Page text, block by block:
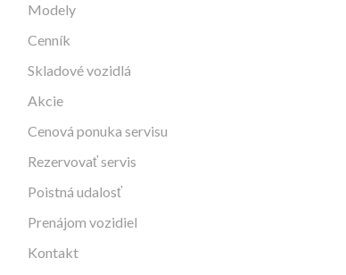
Modely
Cenník
Skladové vozidlá
Akcie
Cenová ponuka servisu
Rezervovať servis
Poistná udalosť
Prenájom vozidiel
Kontakt